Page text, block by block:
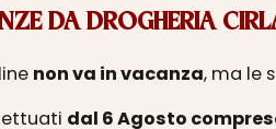
DA DROGHERIA
non va in vacanza, ma le
dal 6 Agosto